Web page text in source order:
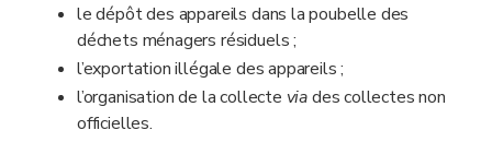
le dépôt des appareils dans la poubelle des
déchets ménagers résiduels ;
l’exportation illégale des appareils ;
l’organisation de la collecte viades collectes non
officielles.